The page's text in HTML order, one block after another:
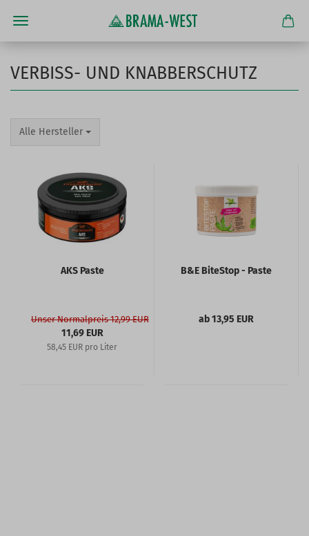
VERBISS- UND KNABBERSCHUTZ
Alle Hersteller
AKS Paste
Unser Normalpreis 12,99 EUR
11,69 EUR
58,45 EUR pro Liter
B&E BiteStop - Paste
ab 13,95 EUR